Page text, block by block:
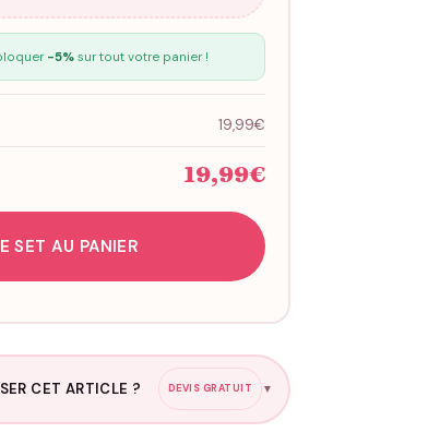
-5%sur tout votre panier !
19,99€
19,99€
SET AU PANIER
CET ARTICLE ? DEVIS GRATUIT ▼